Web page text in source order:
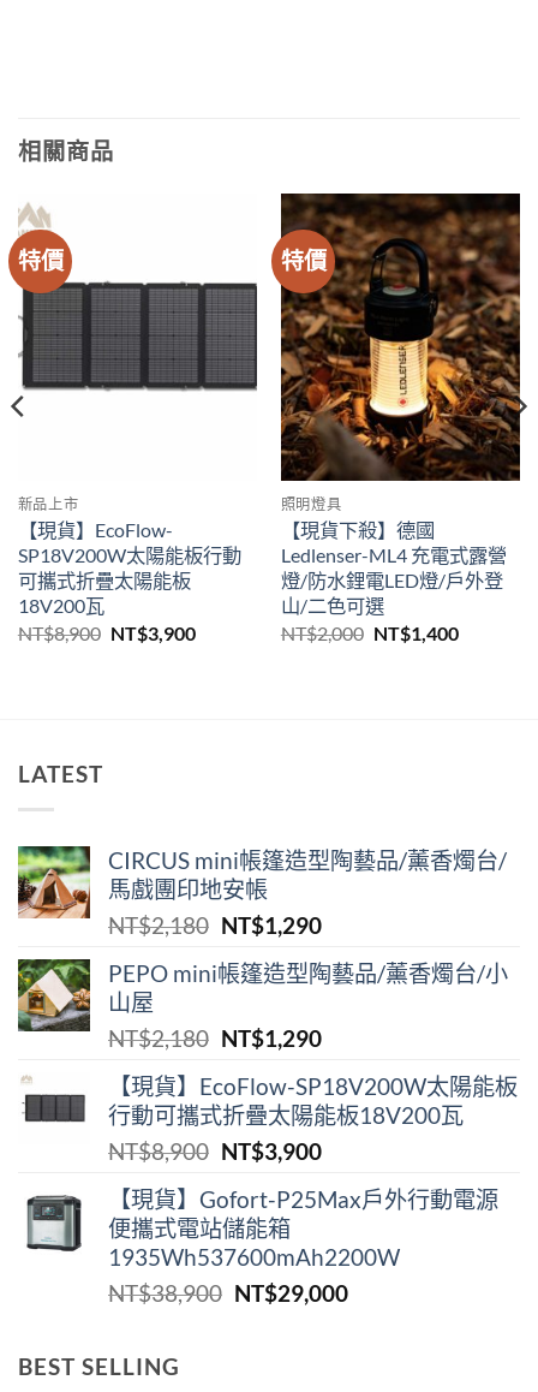
相關商品
特價
新品上市
【現貨】EcoFlow-
SP18V200W太陽能板行動
可攜式折疊太陽能板
18V200瓦
NT$8,900 原
NT$3,900目
特價
照明燈具
【現貨下殺】德國
Ledlenser-ML4 充電式露營
燈/防水鋰電LED燈/戶外登
山/二色可選
NT$2,000 原
NT$1,400目
LATEST
CIRCUS mini帳篷造型陶藝品/薰香燭台/
馬戲團印地安帳
NT$2,180 原
價
NT$2,180。
NT$1,290目
價
NT$1,290。
PEPO mini帳篷造型陶藝品/薰香燭台/小
山屋
NT$2,180 原
價
格：
NT$2,180。
NT$1,290目
價
格：
NT$1,290。
【現貨】EcoFlow-SP18V200W太陽能板
行動可攜式折疊太陽能板18V200瓦
NT$8,900 原
價
格：
NT$8,900。
NT$3,900目
價
NT$3,900。
【現貨】Gofort-P25Max戶外行動電源
便攜式電站儲能箱
1935Wh537600mAh2200W
NT$38,900 原
NT$29,000目
BEST SELLING